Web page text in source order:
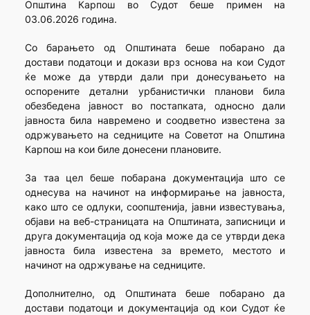
Општина Карпош во Судот беше примен на
03.06.2026 година.
Со барањето од Општината беше побарано да
достави податоци и докази врз основа на кои Судот
ќе може да утврди дали при донесувањето на
оспорените детални урбанистички планови била
обезбедена јавност во постапката, односно дали
јавноста била навремено и соодветно известена за
одржувањето на седниците на Советот на Општина
Карпош на кои биле донесени плановите.
За таа цел беше побарана документација што се
однесува на начинот на информирање на јавноста,
како што се одлуки, соопштенија, јавни известувања,
објави на веб-страницата на Општината, записници и
друга документација од која може да се утврди дека
јавноста била известена за времето, местото и
начинот на одржување на седниците.
Дополнително, од Општината беше побарано да
достави податоци и документација од кои Судот ќе